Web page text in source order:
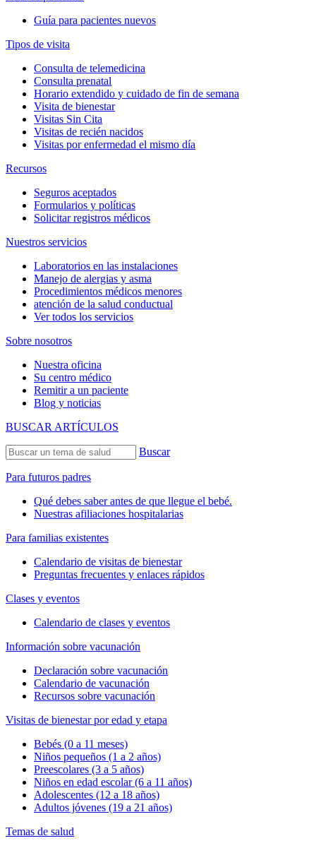
Guía para pacientes nuevos
Tipos de visita
Consulta de telemedicina
Consulta prenatal
Horario extendido y cuidado de fin de semana
Visita de bienestar
Visitas Sin Cita
Visitas de recién nacidos
Visitas por enfermedad el mismo día
Recursos
Seguros aceptados
Formularios y políticas
Solicitar registros médicos
Nuestros servicios
Laboratorios en las instalaciones
Manejo de alergias y asma
Procedimientos médicos menores
atención de la salud conductual
Ver todos los servicios
Sobre nosotros
Nuestra oficina
Su centro médico
Remitir a un paciente
Blog y noticias
BUSCAR ARTÍCULOS
Buscar
Para futuros padres
Qué debes saber antes de que llegue el bebé.
Nuestras afiliaciones hospitalarias
Para familias existentes
Calendario de visitas de bienestar
Preguntas frecuentes y enlaces rápidos
Clases y eventos
Calendario de clases y eventos
Información sobre vacunación
Declaración sobre vacunación
Calendario de vacunación
Recursos sobre vacunación
Visitas de bienestar por edad y etapa
Bebés (0 a 11 meses)
Niños pequeños (1 a 2 años)
Preescolares (3 a 5 años)
Niños en edad escolar (6 a 11 años)
Adolescentes (12 a 18 años)
Adultos jóvenes (19 a 21 años)
Temas de salud